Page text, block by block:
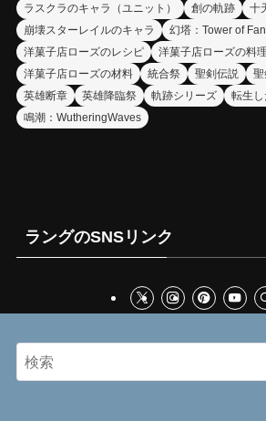
ラスクラのキャラ（ユニット）
創の軌跡 十
崩壊スターレイルのキャラ
幻塔：Tower of
洋菓子店ローズのレシピ
洋菓子店ローズの料
洋菓子店ローズの材料
統合祭 聖剣伝説
聖
英雄断章
英雄降臨祭 軌跡シリーズ
転生
鳴潮：WutheringWaves
ラングのSNSリンク